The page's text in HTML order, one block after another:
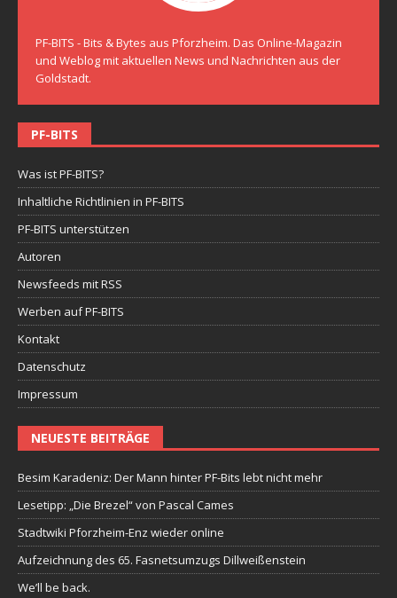
PF-BITS - Bits & Bytes aus Pforzheim. Das Online-Magazin
und Weblog mit aktuellen News und Nachrichten aus der
Goldstadt.
PF-BITS
Was ist PF-BITS?
Inhaltliche Richtlinien in PF-BITS
PF-BITS unterstützen
Autoren
Newsfeeds mit RSS
Werben auf PF-BITS
Kontakt
Datenschutz
Impressum
NEUESTE BEITRÄGE
Besim Karadeniz: Der Mann hinter PF-Bits lebt nicht mehr
Lesetipp: „Die Brezel“ von Pascal Cames
Stadtwiki Pforzheim-Enz wieder online
Aufzeichnung des 65. Fasnetsumzugs Dillweißenstein
We’ll be back.